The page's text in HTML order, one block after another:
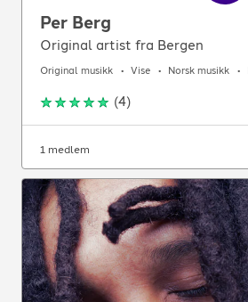
Per Berg
Original artist fra Bergen
Original musikk Vise Norsk musikk
(4)
1 medlem